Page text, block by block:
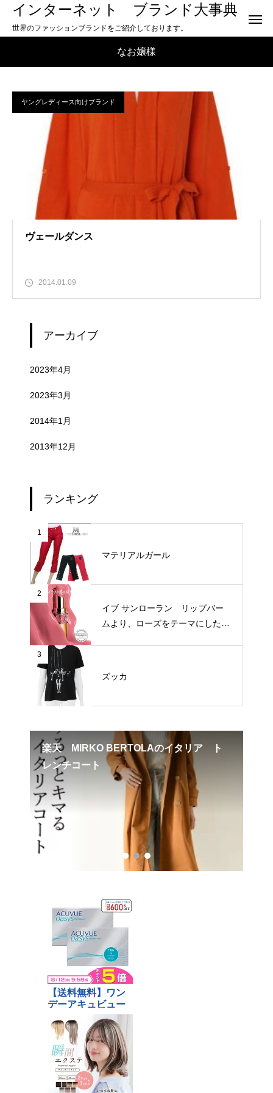
インターネット ブランド大事典
世界のファッションブランドをご紹介しております。
なお嬢様
ヤングレディース向けブランド
ヴェールダンス
2014.01.09
アーカイブ
2023年4月
2023年3月
2014年1月
2013年12月
ランキング
1
マテリアルガール
2
イブ サンローラン リップバー
ムより、ローズをテーマにした新
3
ズッカ
楽天 MIRKO BERTOLAのイタリア ト
レンチコート